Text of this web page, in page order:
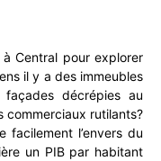
Central pour explorer
il y a des immeubles
façades décrépies au
commerciaux rutilants?
facilement l’envers du
un PIB par habitant